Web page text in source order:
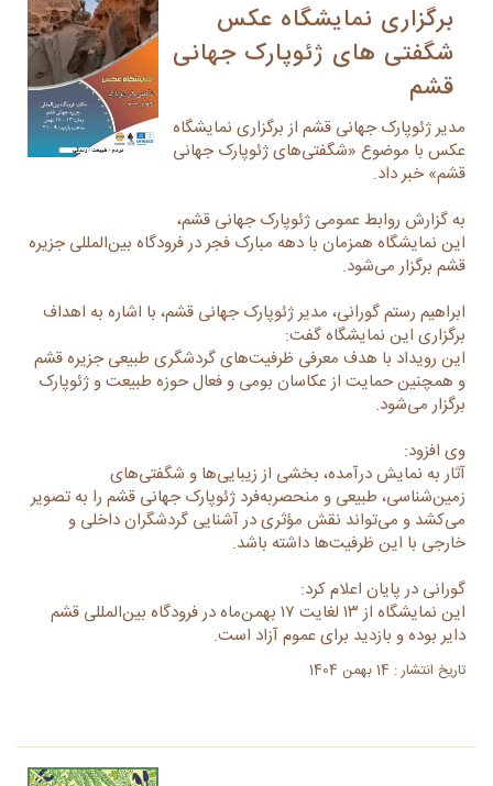
برگزاری نمایشگاه عکس
شگفتی های ژئوپارک جهانی
قشم
مدیر ژئوپارک جهانی قشم از برگزاری نمایشگاه
عکس با موضوع «شگفتی‌های ژئوپارک جهانی
قشم» خبر داد.
به گزارش روابط عمومی ژئوپارک جهانی قشم،
این نمایشگاه همزمان با دهه مبارک فجر در فرودگاه بین‌المللی جزیره
قشم برگزار می‌شود.
ابراهیم رستم گورانی، مدیر ژئوپارک جهانی قشم، با اشاره به اهداف
برگزاری این نمایشگاه گفت:
این رویداد با هدف معرفی ظرفیت‌های گردشگری طبیعی جزیره قشم
و همچنین حمایت از عکاسان بومی و فعال حوزه طبیعت و ژئوپارک
برگزار می‌شود.
وی افزود:
آثار به نمایش درآمده، بخشی از زیبایی‌ها و شگفتی‌های
زمین‌شناسی، طبیعی و منحصربه‌فرد ژئوپارک جهانی قشم را به تصویر
می‌کشد و می‌تواند نقش مؤثری در آشنایی گردشگران داخلی و
خارجی با این ظرفیت‌ها داشته باشد.
گورانی در پایان اعلام کرد:
این نمایشگاه از ۱۳ لغایت ۱۷ بهمن‌ماه در فرودگاه بین‌المللی قشم
دایر بوده و بازدید برای عموم آزاد است.
تاریخ انتشار : 14 بهمن 1404